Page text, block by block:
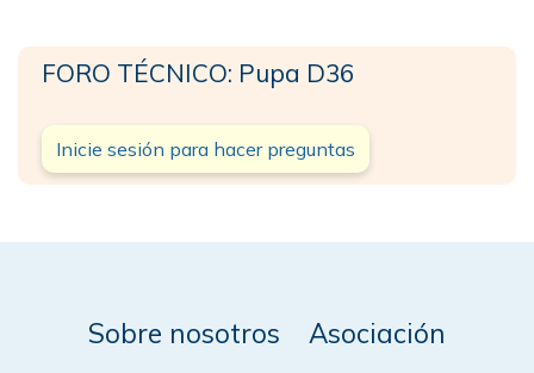
FORO TÉCNICO: Pupa D36
Inicie sesión para hacer preguntas
Sobre nosotros Asociación